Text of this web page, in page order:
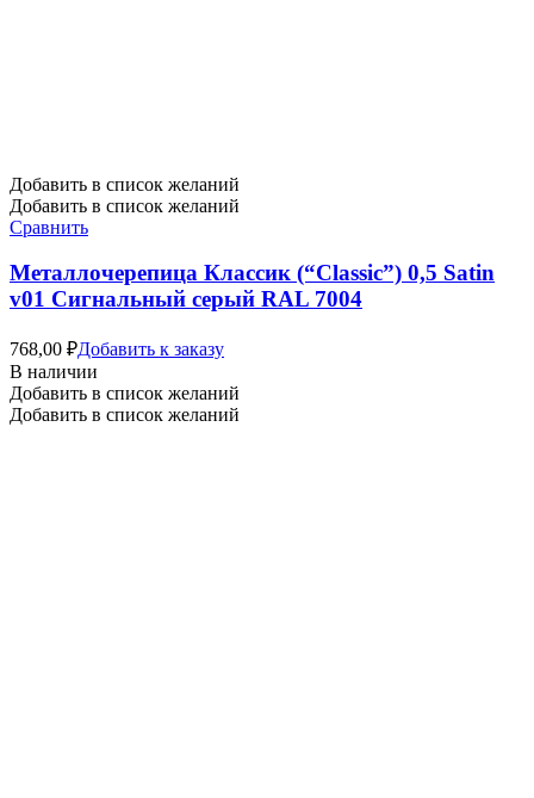
Добавить в список желаний
Добавить в список желаний
Сравнить
Металлочерепица Классик (“Classic”) 0,5 Satin
v01 Сигнальный серый RAL 7004
768,00 ₽Добавить к заказу
В наличии
Добавить в список желаний
Добавить в список желаний